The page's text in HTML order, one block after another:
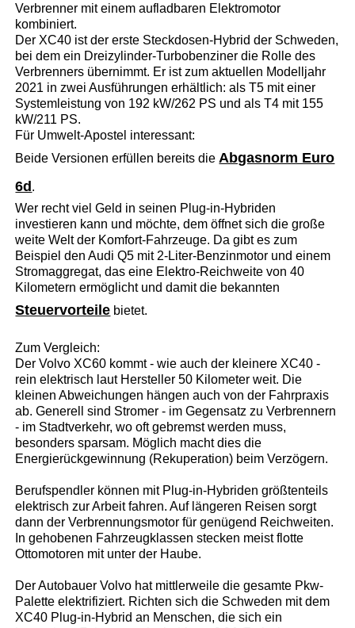
Verbrenner mit einem aufladbaren Elektromotor
kombiniert.
Der XC40 ist der erste Steckdosen-Hybrid der Schweden,
bei dem ein Dreizylinder-Turbobenziner die Rolle des
Verbrenners übernimmt. Er ist zum aktuellen Modelljahr
2021 in zwei Ausführungen erhältlich: als T5 mit einer
Systemleistung von 192 kW/262 PS und als T4 mit 155
kW/211 PS.
Für Umwelt-Apostel interessant:
Beide Versionen erfüllen bereits die Abgasnorm Euro
6d.
Wer recht viel Geld in seinen Plug-in-Hybriden
investieren kann und möchte, dem öffnet sich die große
weite Welt der Komfort-Fahrzeuge. Da gibt es zum
Beispiel den Audi Q5 mit 2-Liter-Benzinmotor und einem
Stromaggregat, das eine Elektro-Reichweite von 40
Kilometern ermöglicht und damit die bekannten
Steuervorteile bietet.
Zum Vergleich:
Der Volvo XC60 kommt - wie auch der kleinere XC40 -
rein elektrisch laut Hersteller 50 Kilometer weit. Die
kleinen Abweichungen hängen auch von der Fahrpraxis
ab. Generell sind Stromer - im Gegensatz zu Verbrennern
- im Stadtverkehr, wo oft gebremst werden muss,
besonders sparsam. Möglich macht dies die
Energierückgewinnung (Rekuperation) beim Verzögern.
Berufspendler können mit Plug-in-Hybriden größtenteils
elektrisch zur Arbeit fahren. Auf längeren Reisen sorgt
dann der Verbrennungsmotor für genügend Reichweiten.
In gehobenen Fahrzeugklassen stecken meist flotte
Ottomotoren mit unter der Haube.
Der Autobauer Volvo hat mittlerweile die gesamte Pkw-
Palette elektrifiziert. Richten sich die Schweden mit dem
XC40 Plug-in-Hybrid an Menschen, die sich ein